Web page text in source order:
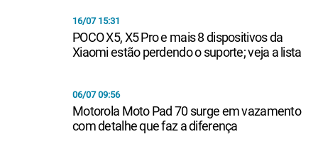
16/07 15:31
POCO X5, X5 Pro e mais 8 dispositivos da
Xiaomi estão perdendo o suporte; veja a lista
06/07 09:56
Motorola Moto Pad 70 surge em vazamento
com detalhe que faz a diferença